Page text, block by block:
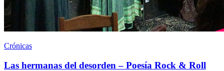
Crónicas
Las hermanas del desorden – Poesía Rock & Roll